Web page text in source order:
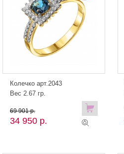
Колечко арт.2043
Вес 2.67 гр.
34 950 р.
69 901 р.